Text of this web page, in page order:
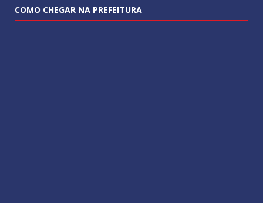
COMO CHEGAR NA PREFEITURA